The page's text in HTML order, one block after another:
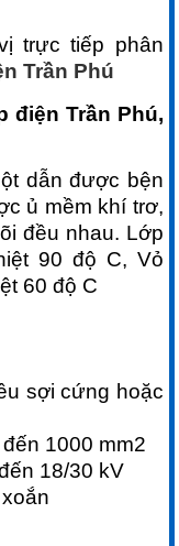
trực tiếp phân
Trần Phú
điện Trần Phú,
dẫn được bện
ủ mềm khí trơ,
đều nhau. Lớp
90 độ C, Vỏ
60 độ C
sợi cứng hoặc
1000 mm2
18/30 kV